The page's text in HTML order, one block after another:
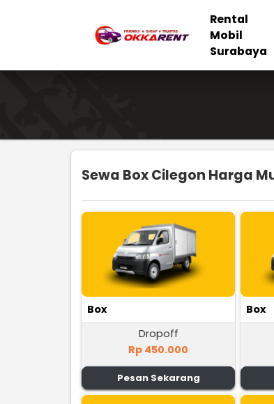
Rental
Mobil
Surabaya
Sewa Box Cilegon Harga
Box
Dropoff
Rp 450.000
Pesan Sekarang
Box